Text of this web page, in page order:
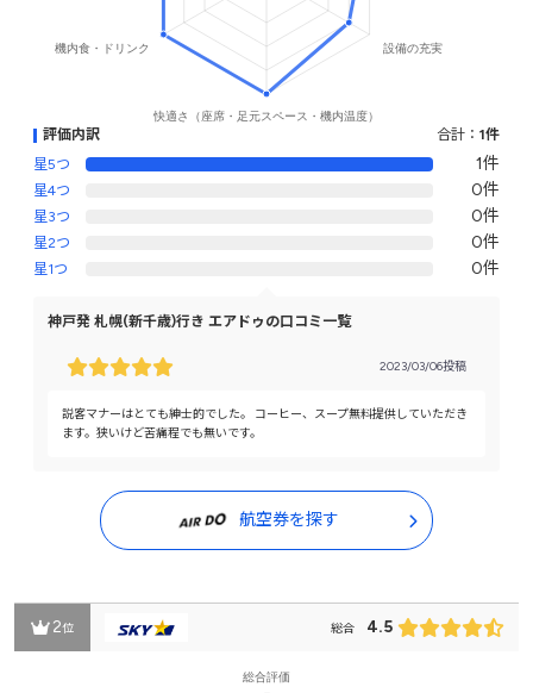
評価内訳 合計： 1件
星5つ
1件
星4つ 0件
星3つ 0件
星2つ 0件
星1つ 0件
神戸発 札幌(新千歳)行き エアドゥの口コミ一覧
2023/03/06投稿
説客マナーはとても紳士的でした。 コーヒー、スープ無料提供していただき
ます。狭いけど苦痛程でも無いです。
航空券を探す
2位 総合 4.5